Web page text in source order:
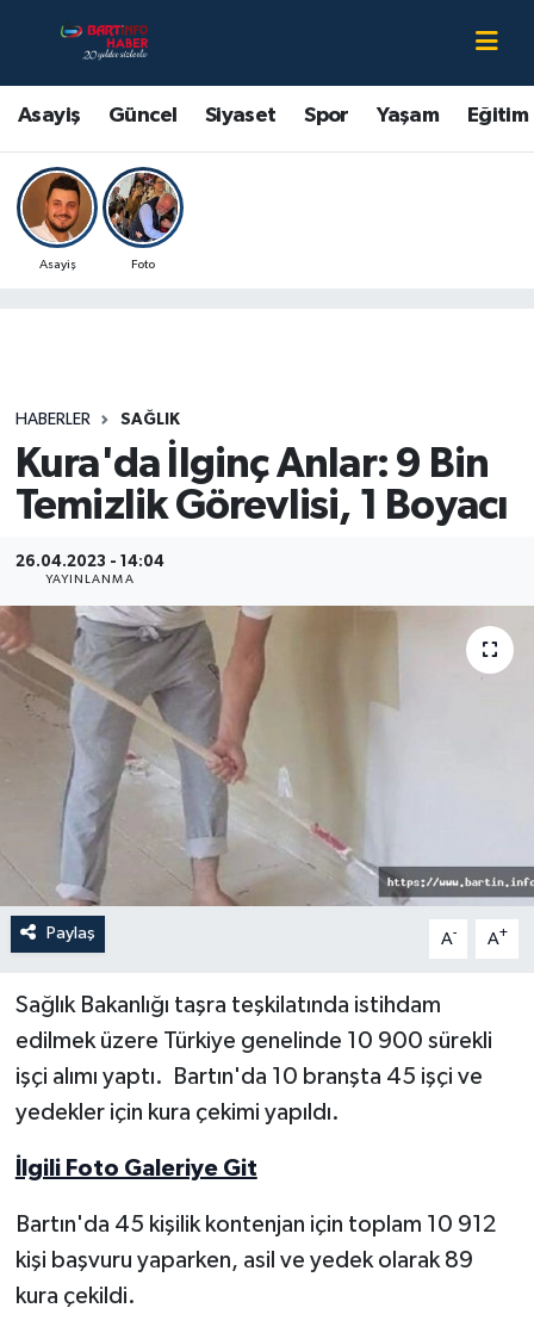
Asayiş Güncel Siyaset Spor Yaşam Eğitim
Asayiş Foto
HABERLER SAĞLIK
Kura'da İlginç Anlar: 9 Bin
Temizlik Görevlisi, 1 Boyacı
26.04.2023 - 14:04
YAYINLANMA
Paylaş A- A+
Sağlık Bakanlığı taşra teşkilatında istihdam
edilmek üzere Türkiye genelinde 10 900 sürekli
işçi alımı yaptı. Bartın'da 10 branşta 45 işçi ve
yedekler için kura çekimi yapıldı.
İlgili Foto Galeriye Git
Bartın'da 45 kişilik kontenjan için toplam 10 912
kişi başvuru yaparken, asil ve yedek olarak 89
kura çekildi.
Asayiş
Bartın Hakkında
Çevre
Eğitim
Kültür-Sanat
Magazin
Medya
Sağlık
Sinema
Sivil Toplum
Siyaset
Spor
Tarım
Turizm
Yaşam
Yerel Yönetimler
DÜNYA
Bartın Nöbetçi Eczaneler
Bartın Hava Durumu
Bartin Namaz Vakitleri
Bartın Trafik Yoğunluk Haritası
Son Dakika Haberleri
Haber Arşivi